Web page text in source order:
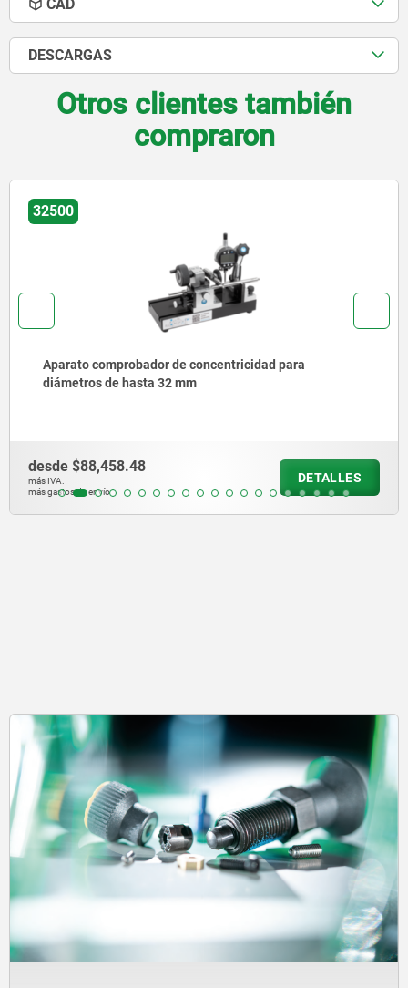
CAD
DESCARGAS
Otros clientes también
compraron
DETALLES
Aparatos comprobadores de
diámetros de hasta 35 mm
$78,685.32
más gastos de envío